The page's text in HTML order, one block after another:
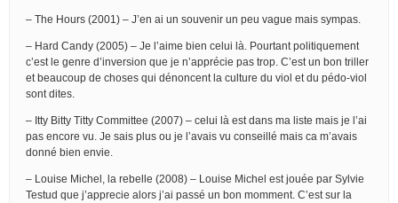
– The Hours (2001) – J’en ai un souvenir un peu vague mais sympas.
– Hard Candy (2005) – Je l’aime bien celui là. Pourtant politiquement
c’est le genre d’inversion que je n’apprécie pas trop. C’est un bon triller
et beaucoup de choses qui dénoncent la culture du viol et du pédo-viol
sont dites.
– Itty Bitty Titty Committee (2007) – celui là est dans ma liste mais je l’ai
pas encore vu. Je sais plus ou je l’avais vu conseillé mais ca m’avais
donné bien envie.
– Louise Michel, la rebelle (2008) – Louise Michel est jouée par Sylvie
Testud que j’apprecie alors j’ai passé un bon momment. C’est sur la